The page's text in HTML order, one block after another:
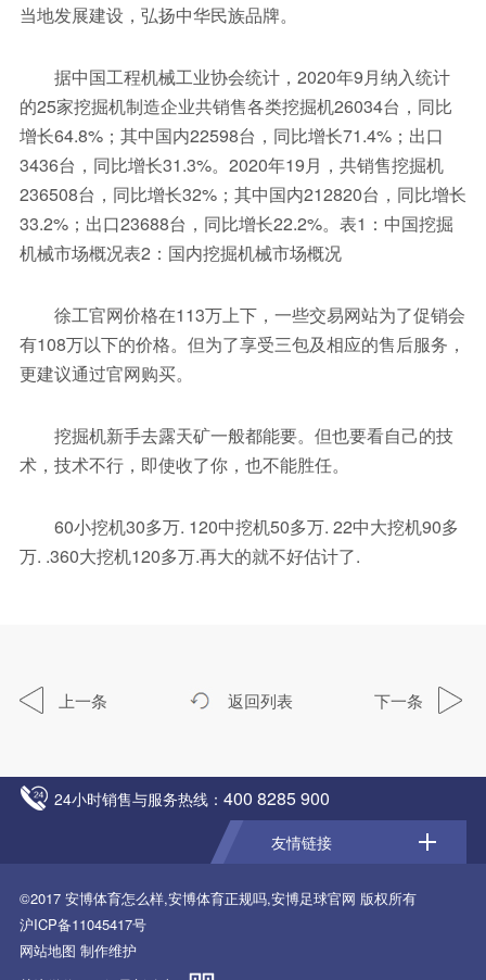
当地发展建设，弘扬中华民族品牌。
据中国工程机械工业协会统计，2020年9月纳入统计
的25家挖掘机制造企业共销售各类挖掘机26034台，同比
增长64.8%；其中国内22598台，同比增长71.4%；出口
3436台，同比增长31.3%。2020年19月，共销售挖掘机
236508台，同比增长32%；其中国内212820台，同比增长
33.2%；出口23688台，同比增长22.2%。表1：中国挖掘
机械市场概况表2：国内挖掘机械市场概况
徐工官网价格在113万上下，一些交易网站为了促销会
有108万以下的价格。但为了享受三包及相应的售后服务，
更建议通过官网购买。
挖掘机新手去露天矿一般都能要。但也要看自己的技
术，技术不行，即使收了你，也不能胜任。
60小挖机30多万. 120中挖机50多万. 22中大挖机90多
万. .360大挖机120多万.再大的就不好估计了.
上一条 返回列表 下一条
24小时销售与服务热线： 400 8285 900
友情链接
©2017 安博体育怎么样,安博体育正规吗,安博足球官网 版权所有
沪ICP备11045417号
网站地图 制作维护